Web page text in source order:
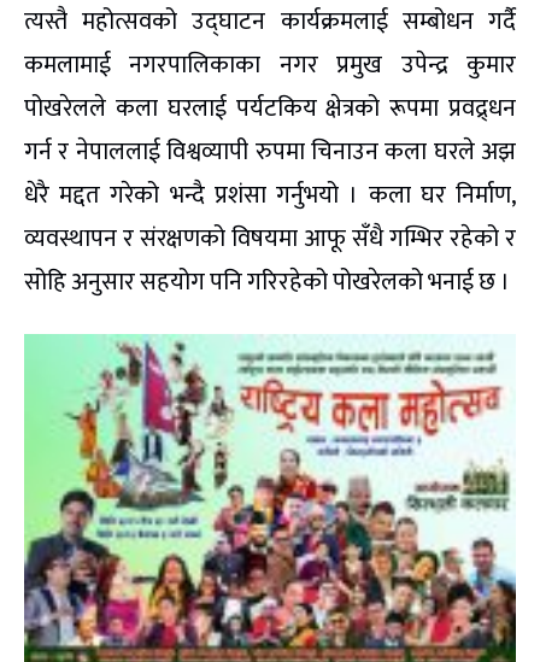
त्यस्तै महोत्सवको उद्घाटन कार्यक्रमलाई सम्बोधन गर्दै
कमलामाई नगरपालिकाका नगर प्रमुख उपेन्द्र कुमार
पोखरेलले कला घरलाई पर्यटकिय क्षेत्रको रूपमा प्रवद्र्धन
गर्न र नेपाललाई विश्वव्यापी रुपमा चिनाउन कला घरले अझ
धेरै मद्दत गरेको भन्दै प्रशंसा गर्नुभयो । कला घर निर्माण,
व्यवस्थापन र संरक्षणको विषयमा आफू सँधै गम्भिर रहेको र
सोहि अनुसार सहयोग पनि गरिरहेको पोखरेलको भनाई छ ।